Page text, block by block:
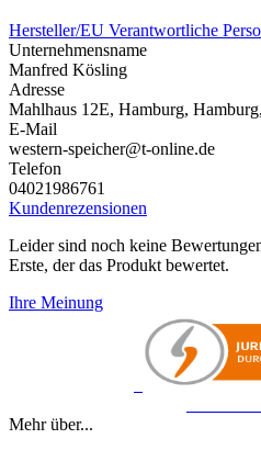
Hersteller/EU Verantwortliche
Unternehmensname
Manfred Kösling
Adresse
Mahlhaus 12E, Hamburg,
E-Mail
western-speicher@t-online.de
Telefon
04021986761
Kundenrezensionen
Leider sind noch keine
Erste, der das Produkt bewertet.
Ihre Meinung
Mehr über...